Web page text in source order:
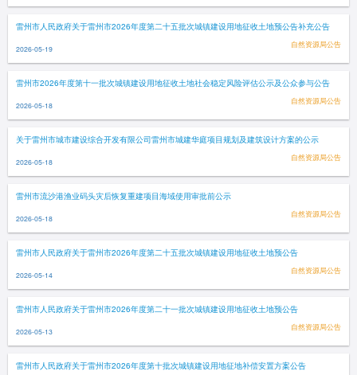
雷州市人民政府关于雷州市2026年度第二十五批次城镇建设用地征收土地预公告补充公告
2026-05-19 自然资源局公告
雷州市2026年度第十一批次城镇建设用地征收土地社会稳定风险评估公示及公众参与公告
2026-05-18 自然资源局公告
关于雷州市城市建设综合开发有限公司雷州市城建华庭项目规划及建筑设计方案的公示
2026-05-18 自然资源局公告
雷州市流沙港渔业码头灾后恢复重建项目海域使用审批前公示
2026-05-18 自然资源局公告
雷州市人民政府关于雷州市2026年度第二十五批次城镇建设用地征收土地预公告
2026-05-14 自然资源局公告
雷州市人民政府关于雷州市2026年度第二十一批次城镇建设用地征收土地预公告
2026-05-13 自然资源局公告
雷州市人民政府关于雷州市2026年度第十批次城镇建设用地征地补偿安置方案公告